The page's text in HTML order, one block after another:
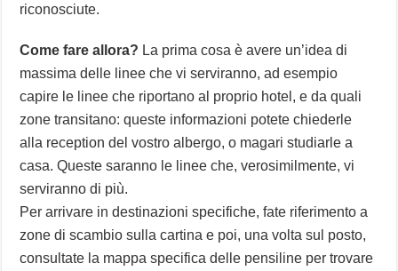
riconosciute.
Come fare allora? La prima cosa è avere un’idea di
massima delle linee che vi serviranno, ad esempio
capire le linee che riportano al proprio hotel, e da quali
zone transitano: queste informazioni potete chiederle
alla reception del vostro albergo, o magari studiarle a
casa. Queste saranno le linee che, verosimilmente, vi
serviranno di più.
Per arrivare in destinazioni specifiche, fate riferimento a
zone di scambio sulla cartina e poi, una volta sul posto,
consultate la mappa specifica delle pensiline per trovare